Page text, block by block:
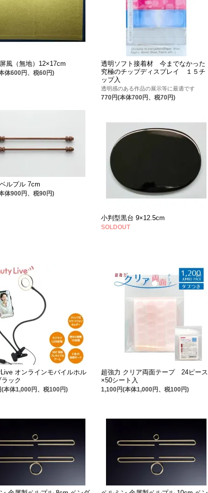
風（無地）12×17cm
体600円、税60円)
透明ソフト接着材 今までなかった
究極のチップディスプレイ １５チ
ップ入
透明感のある作品の展示等に最適です
770円(本体700円、税70円)
ルプル 7cm
体900円、税90円)
小判型黒台 9×12.5cm
SOLDOUT
オンラインモバイルホル
ック
(本体1,000円、税100円)
超強力 クリア両面テープ 24ピース
×50シート入
1,100円(本体1,000円、税100円)